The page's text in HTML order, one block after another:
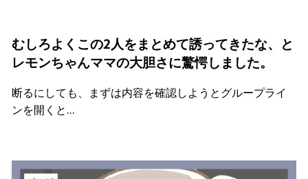
むしろよくこの2人をまとめて誘ってきたな、と
レモンちゃんママの大胆さに驚愕しました。
断るにしても、まずは内容を確認しようとグループライ
ンを開くと…